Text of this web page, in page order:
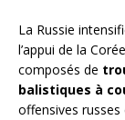
La Russie
l’appui de la
composés de
balistiques à
offensives russes